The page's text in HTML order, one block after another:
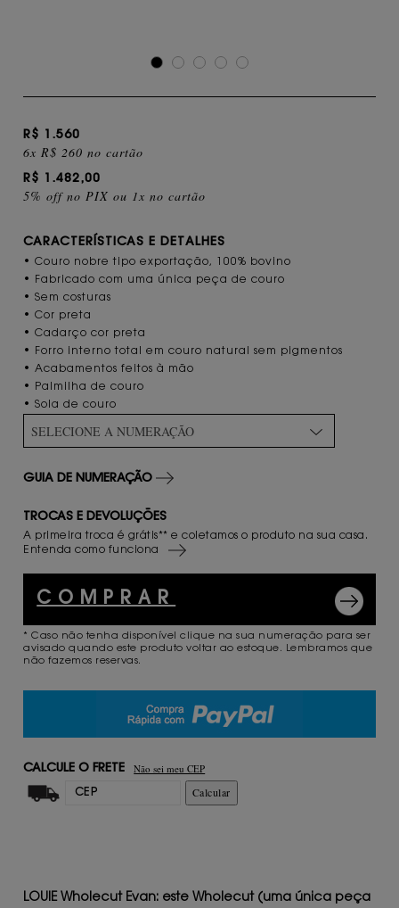
R$ 1.560
6x R$ 260 no cartão
R$ 1.482,00
5% off no PIX ou 1x no cartão
CARACTERÍSTICAS E DETALHES
• Couro nobre tipo exportação, 100% bovino
• Fabricado com uma única peça de couro
• Sem costuras
• Cor preta
• Cadarço cor preta
• Forro interno total em couro natural sem pigmentos
• Acabamentos feitos à mão
• Palmilha de couro
• Sola de couro
SELECIONE A NUMERAÇÃO
GUIA DE NUMERAÇÃO
TROCAS E DEVOLUÇÕES
A primeira troca é grátis** e coletamos o produto na sua casa.
Entenda como funciona
COMPRAR
* Caso não tenha disponível clique na sua numeração para ser
avisado quando este produto voltar ao estoque. Lembramos que
não fazemos reservas.
CALCULE O FRETE Não sei meu CEP
Calcular
LOUIE Wholecut Evan: este Wholecut (uma única peça